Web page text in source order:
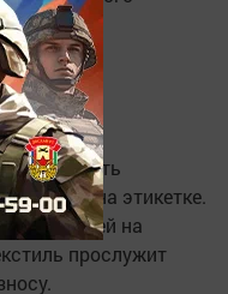
плотность
на этикетке.
280 нитей на
прослужит